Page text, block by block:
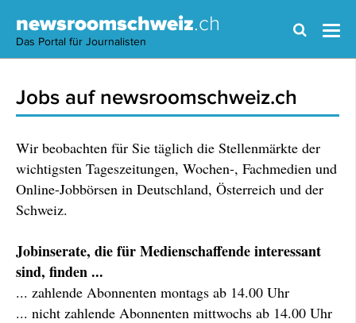
newsroomschweiz.ch
Das Portal für Journalisten
Jobs auf newsroomschweiz.ch
Wir beobachten für Sie täglich die Stellenmärkte der
wichtigsten Tageszeitungen, Wochen-, Fachmedien und
Online-Jobbörsen in Deutschland, Österreich und der
Schweiz.
Jobinserate, die für Medienschaffende interessant
sind, finden ...
... zahlende Abonnenten montags ab 14.00 Uhr
... nicht zahlende Abonnenten mittwochs ab 14.00 Uhr